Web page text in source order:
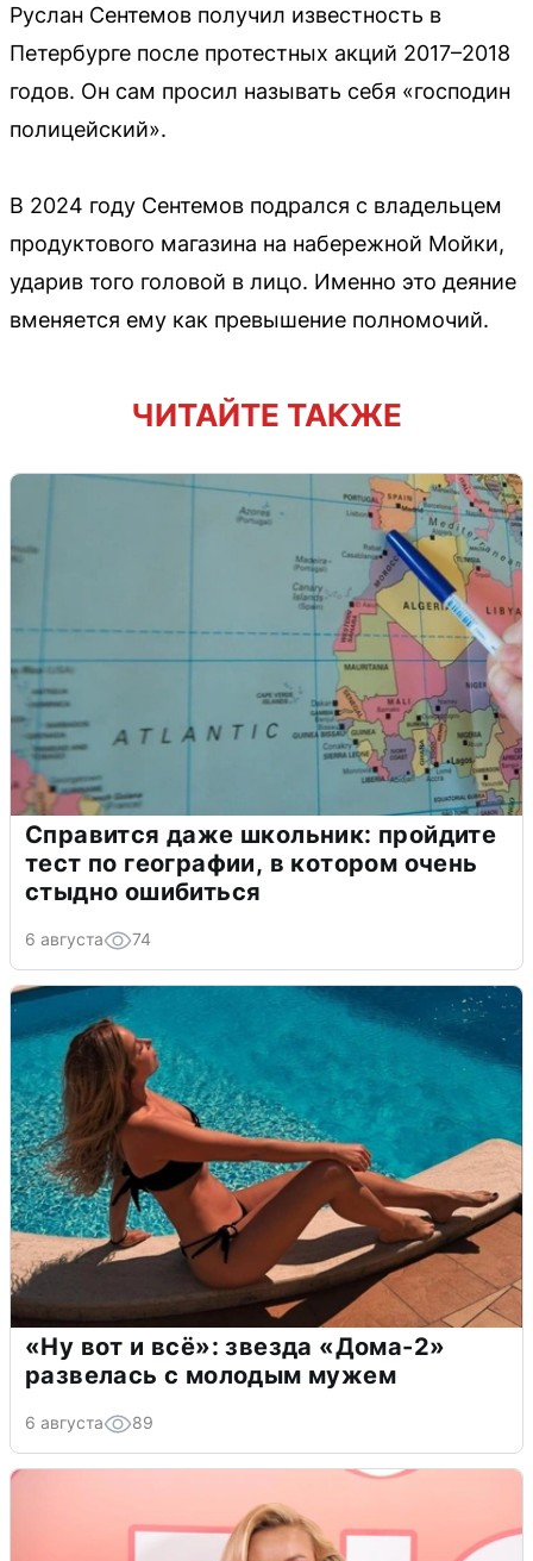
Руслан Сентемов получил известность в
Петербурге после протестных акций 2017–2018
годов. Он сам просил называть себя «господин
полицейский».
В 2024 году Сентемов подрался с владельцем
продуктового магазина на набережной Мойки,
ударив того головой в лицо. Именно это деяние
вменяется ему как превышение полномочий.
ЧИТАЙТЕ ТАКЖЕ
Справится даже школьник: пройдите
тест по географии, в котором очень
стыдно ошибиться
6 августа 74
«Ну вот и всё»: звезда «Дома-2»
развелась с молодым мужем
6 августа 89